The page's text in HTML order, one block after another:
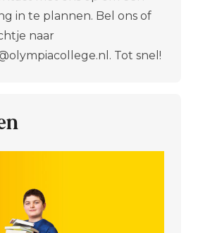
in te plannen. Bel ons of
naar
Tot snel!